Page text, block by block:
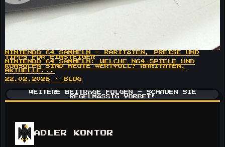
NINTENDO 64 SAMMELN – RARITÄTEN, PREISE UND
TIPPS FÜR EINSTEIGER
NINTENDO 64 SAMMELN: WELCHE N64-SPIELE UND
KONSOLEN SIND HEUTE WERTVOLL? RARITÄTEN,
AKTUELLE...
22.02.2026 · BLOG
WEITERE BEITRÄGE FOLGEN – SCHAUEN SIE
REGELMÄSSIG VORBEI!
ADLER KONTOR